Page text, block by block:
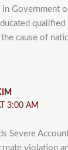
Government
cause of
3:00 AM
Severe
violation